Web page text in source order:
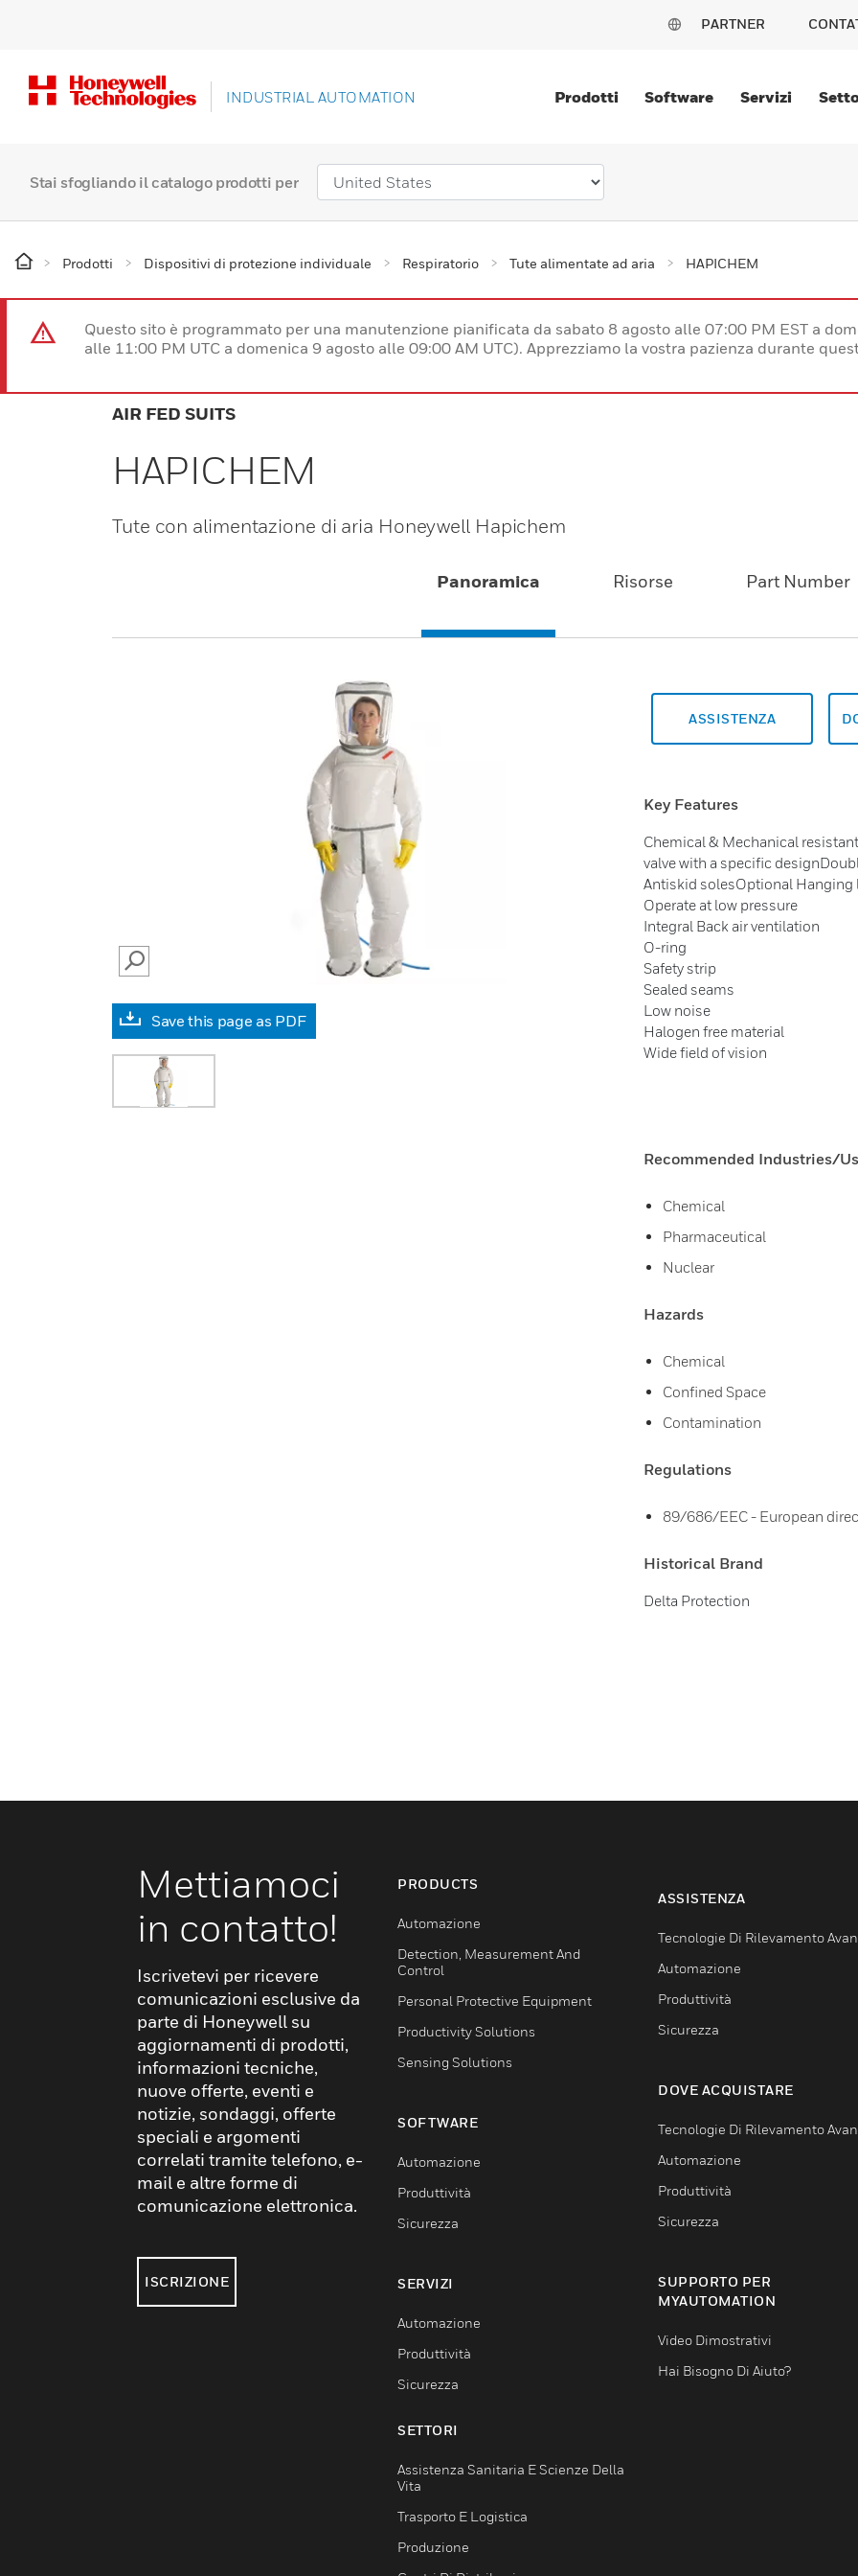
PARTNER
INDUSTRIAL AUTOMATION Prodotti Software Servizi
Stai sfogliando il catalogo prodotti per
Prodotti Dispositivi di protezione individuale Respiratorio Tute alimentate ad aria HAPICHEM
Questo sito è programmato per una manutenzione pianificata da sabato 8 agosto alle 07:00 PM EST a
alle 11:00 PM UTC a domenica 9 agosto alle 09:00 AM UTC). Apprezziamo la vostra pazienza durante
AIR FED SUITS
HAPICHEM
Tute con alimentazione di aria Honeywell Hapichem
Panoramica Risorse Part Number
SEARCH
Save this page as PDF
ASSISTENZA
Key Features
Chemical & Mechanical
valve with a specific
Antiskid solesOptional Hanging
Operate at low pressure
Integral Back air ventilation
O-ring
Safety strip
Sealed seams
Low noise
Halogen free material
Wide field of vision
Recommended Industries/
Chemical
Pharmaceutical
Nuclear
Hazards
Chemical
Confined Space
Contamination
Regulations
89/686/EEC - European
Historical Brand
Delta Protection
Mettiamoci
in contatto!
Iscrivetevi per ricevere
comunicazioni esclusive da
parte di Honeywell su
aggiornamenti di prodotti,
informazioni tecniche,
nuove offerte, eventi e
notizie, sondaggi, offerte
speciali e argomenti
correlati tramite telefono, e-
mail e altre forme di
comunicazione elettronica.
ISCRIZIONE
PRODUCTS
Automazione
Detection, Measurement And
Control
Personal Protective Equipment
Productivity Solutions
Sensing Solutions
SOFTWARE
Automazione
Produttività
Sicurezza
SERVIZI
Automazione
Produttività
Sicurezza
SETTORI
Assistenza Sanitaria E Scienze Della
Vita
Trasporto E Logistica
Produzione
ASSISTENZA
Tecnologie Di Rilevamento
Automazione
Produttività
Sicurezza
DOVE ACQUISTARE
Tecnologie Di Rilevamento
Automazione
Produttività
Sicurezza
SUPPORTO PER
MYAUTOMATION
Video Dimostrativi
Hai Bisogno Di Aiuto?